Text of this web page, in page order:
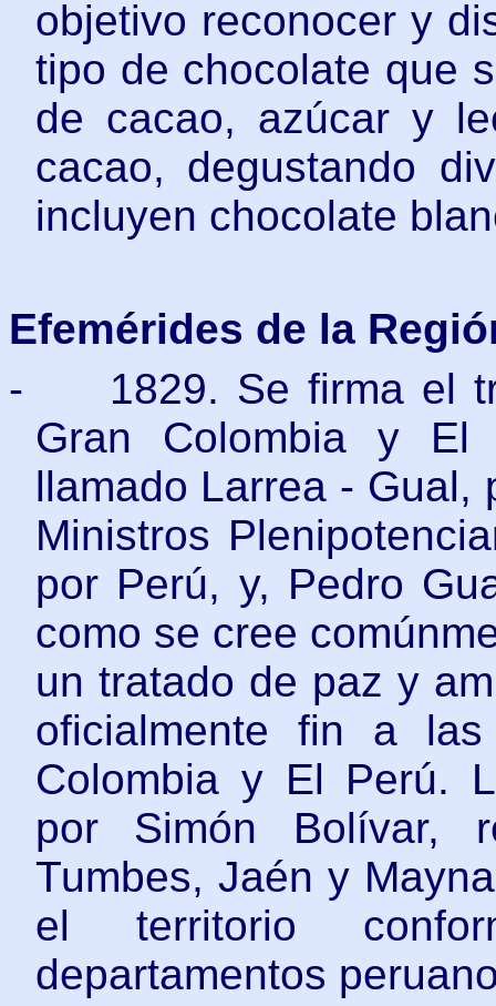
objetivo reconocer y
tipo de chocolate que
de cacao, azúcar y
cacao, degustando
incluyen chocolate
Efemérides de la
-
1829. Se firma el
Gran Colombia y El
llamado Larrea - Gual,
Ministros
por Perú, y, Pedro
como se cree
un tratado de paz y
oficialmente fin a
Colombia y El Perú.
por Simón Bolívar,
Tumbes, Jaén y
el territorio
departamentos